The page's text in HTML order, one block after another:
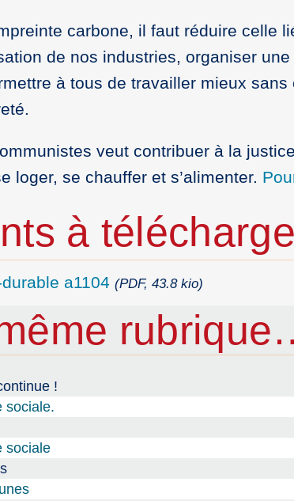
carbone, il faut réduire celle
de nos industries, organiser
à tous de travailler mieux
veut contribuer à la
loger, se chauffer et s’alimenter.
à
a1104 (PDF, 43.8 kio)
!
sociale.
sociale